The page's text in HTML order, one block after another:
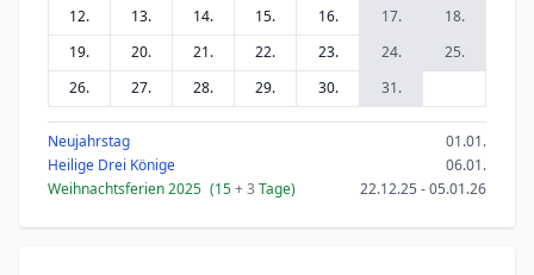
12.
13. 14. 15. 16. 17.
18.
19.
20. 21. 22. 23. 24.
25.
26.
27. 28. 29. 30. 31.
Neujahrstag
01.01.
Heilige Drei Könige
06.01.
Weihnachtsferien 2025 (15+ 3 Tage) 22.12.25 - 05.01.26